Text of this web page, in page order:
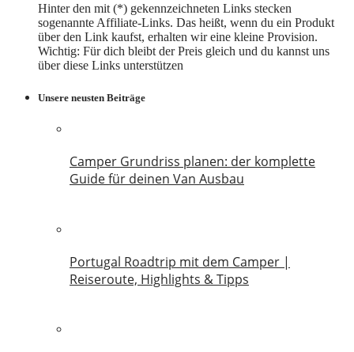
Hinter den mit (*) gekennzeichneten Links stecken
sogenannte Affiliate-Links. Das heißt, wenn du ein Produkt
über den Link kaufst, erhalten wir eine kleine Provision.
Wichtig: Für dich bleibt der Preis gleich und du kannst uns
über diese Links unterstützen
Unsere neusten Beiträge
Camper Grundriss planen: der komplette
Guide für deinen Van Ausbau
Portugal Roadtrip mit dem Camper |
Reiseroute, Highlights & Tipps